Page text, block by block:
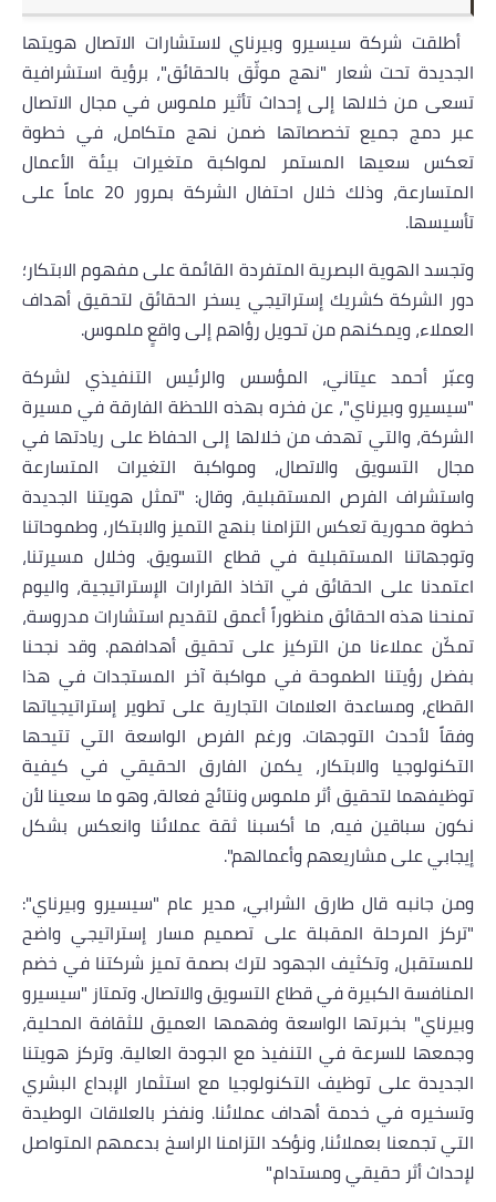
أطلقت شركة سيسيرو وبيرناي لاستشارات الاتصال هويتها
الجديدة تحت شعار "نهج موثّق بالحقائق"، برؤية استشرافية
تسعى من خلالها إلى إحداث تأثير ملموس في مجال الاتصال
عبر دمج جميع تخصصاتها ضمن نهج متكامل، في خطوة
تعكس سعيها المستمر لمواكبة متغيرات بيئة الأعمال
المتسارعة، وذلك خلال احتفال الشركة بمرور 20 عاماً على
تأسيسها.
وتجسد الهوية البصرية المتفردة القائمة على مفهوم الابتكار؛
دور الشركة كشريك إستراتيجي يسخر الحقائق لتحقيق أهداف
العملاء، ويمكنهم من تحويل رؤاهم إلى واقعٍ ملموس.
وعبّر أحمد عيتاني، المؤسس والرئيس التنفيذي لشركة
"سيسيرو وبيرناي"، عن فخره بهذه اللحظة الفارقة في مسيرة
الشركة، والتي تهدف من خلالها إلى الحفاظ على ريادتها في
مجال التسويق والاتصال، ومواكبة التغيرات المتسارعة
واستشراف الفرص المستقبلية، وقال: "تمثل هويتنا الجديدة
خطوة محورية تعكس التزامنا بنهج التميز والابتكار، وطموحاتنا
وتوجهاتنا المستقبلية في قطاع التسويق. وخلال مسيرتنا،
اعتمدنا على الحقائق في اتخاذ القرارات الإستراتيجية، واليوم
تمنحنا هذه الحقائق منظوراً أعمق لتقديم استشارات مدروسة،
تمكّن عملاءنا من التركيز على تحقيق أهدافهم. وقد نجحنا
بفضل رؤيتنا الطموحة في مواكبة آخر المستجدات في هذا
القطاع، ومساعدة العلامات التجارية على تطوير إستراتيجياتها
وفقاً لأحدث التوجهات. ورغم الفرص الواسعة التي تتيحها
التكنولوجيا والابتكار، يكمن الفارق الحقيقي في كيفية
توظيفهما لتحقيق أثر ملموس ونتائج فعالة، وهو ما سعينا لأن
نكون سباقين فيه، ما أكسبنا ثقة عملائنا وانعكس بشكل
إيجابي على مشاريعهم وأعمالهم".
ومن جانبه قال طارق الشرابي، مدير عام "سيسيرو وبيرناي":
"تركز المرحلة المقبلة على تصميم مسار إستراتيجي واضح
للمستقبل، وتكثيف الجهود لترك بصمة تميز شركتنا في خضم
المنافسة الكبيرة في قطاع التسويق والاتصال. وتمتاز "سيسيرو
وبيرناي" بخبرتها الواسعة وفهمها العميق للثقافة المحلية،
وجمعها للسرعة في التنفيذ مع الجودة العالية. وتركز هويتنا
الجديدة على توظيف التكنولوجيا مع استثمار الإبداع البشري
وتسخيره في خدمة أهداف عملائنا. ونفخر بالعلاقات الوطيدة
التي تجمعنا بعملائنا، ونؤكد التزامنا الراسخ بدعمهم المتواصل
لإحداث أثر حقيقي ومستدام."